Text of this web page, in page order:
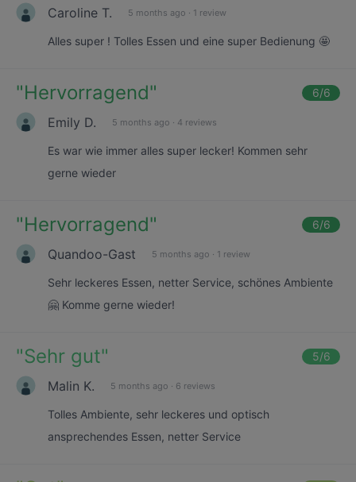
Caroline T. 5 months ago · 1 review
Alles super ! Tolles Essen und eine super Bedienung 🤩
"Hervorragend" 6/6
Emily D. 5 months ago · 4 reviews
Es war wie immer alles super lecker! Kommen sehr
gerne wieder
"Hervorragend" 6/6
Quandoo-Gast 5 months ago · 1 review
Sehr leckeres Essen, netter Service, schönes Ambiente
🤗 Komme gerne wieder!
"Sehr gut" 5/6
Malin K. 5 months ago · 6 reviews
Tolles Ambiente, sehr leckeres und optisch
ansprechendes Essen, netter Service